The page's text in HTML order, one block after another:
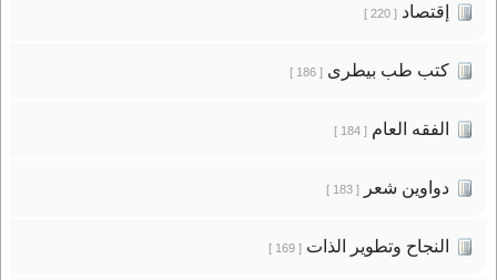
إقتصاد[ 220 ]
كتب طب بيطرى[ 186 ]
الفقه العام[ 184 ]
دواوين شعر[ 183 ]
النجاح وتطوير الذات[ 169 ]